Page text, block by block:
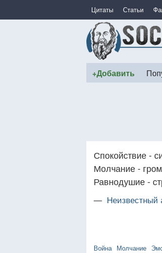
Цитаты Статьи
+Добавить
Спокойствие -
Молчание -
Равнодушие -
— Неизвестный
Война Молчание